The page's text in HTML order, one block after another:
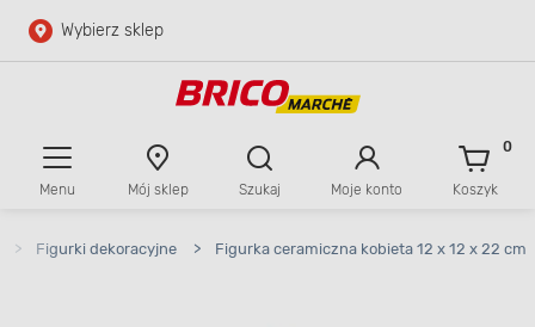
Przejdź do głównej zawartości
Wybierz sklep
Menu Mój sklep Szukaj Moje konto Koszyk
0
> Figurki dekoracyjne > Figurka ceramiczna kobieta 12 x 12 x 22 cm